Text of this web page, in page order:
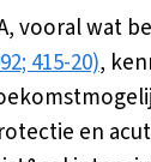
vooral wat
415-20),
en